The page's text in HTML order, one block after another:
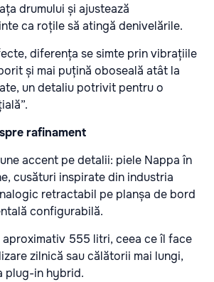
drumului și ajustează
ca roțile să atingă denivelările.
diferența se simte prin vibrațiile
și mai puțină oboseală atât la
un detaliu potrivit pentru o
rafinament
accent pe detalii: piele Nappa în
cusături inspirate din industria
retractabil pe planșa de bord
configurabilă.
555 litri, ceea ce îl face
zilnică sau călătorii mai lungi,
plug-in hybrid.